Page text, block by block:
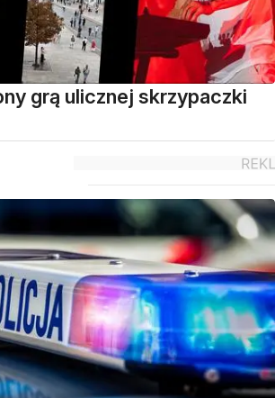
grą ulicznej skrzypaczki